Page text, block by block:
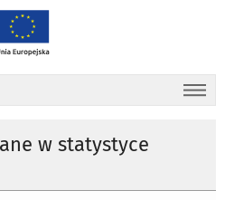
w statystyce